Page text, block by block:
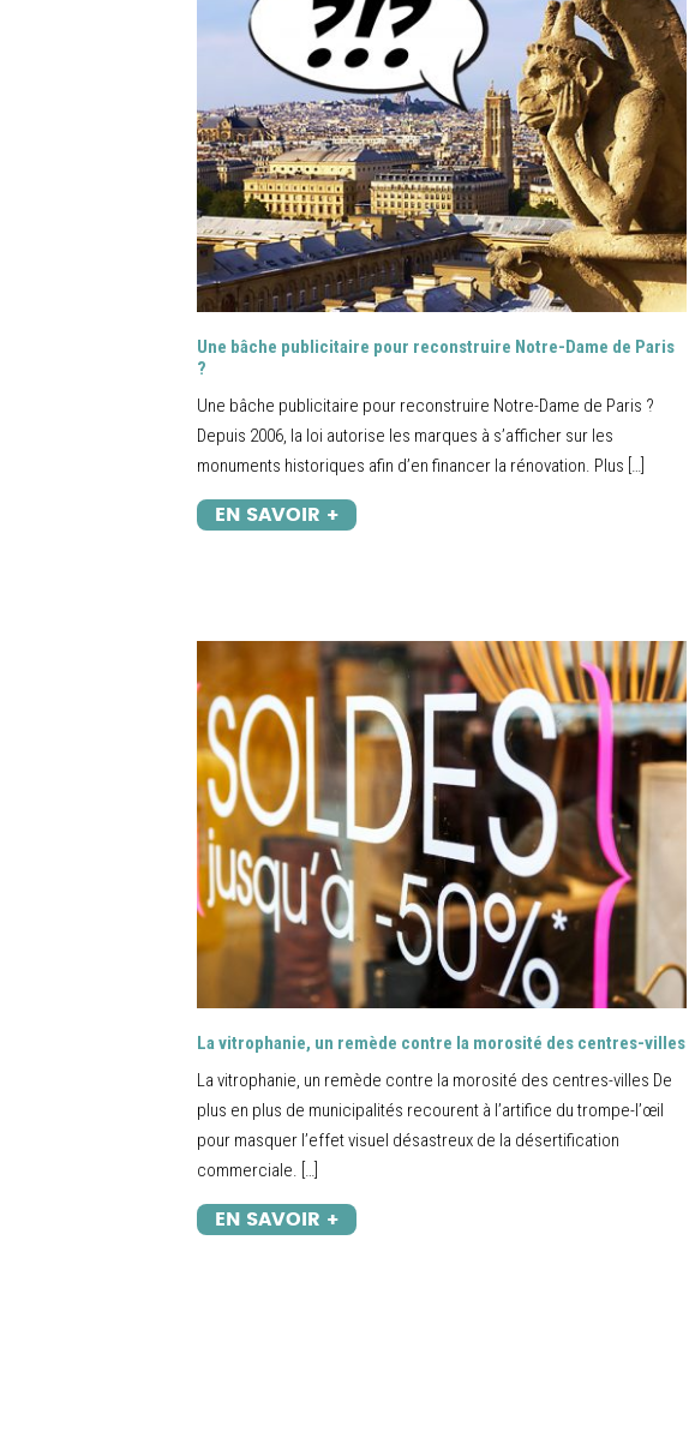
Une bâche publicitaire pour reconstruire Notre-Dame de Paris
?
Une bâche publicitaire pour reconstruire Notre-Dame de Paris ?
Depuis 2006, la loi autorise les marques à s’afficher sur les
monuments historiques afin d’en financer la rénovation. Plus […]
EN SAVOIR +
La vitrophanie, un remède contre la morosité des centres-villes
La vitrophanie, un remède contre la morosité des centres-villes De
plus en plus de municipalités recourent à l’artifice du trompe-l’œil
pour masquer l’effet visuel désastreux de la désertification
commerciale. […]
EN SAVOIR +